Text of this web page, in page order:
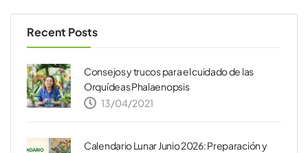
Recent Posts
Consejos y trucos para el cuidado de las
Orquídeas Phalaenopsis
13/04/2021
Calendario Lunar Junio 2026: Preparación y